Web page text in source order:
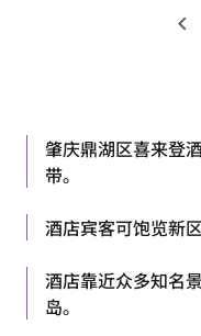
肇庆鼎湖区喜来登
带。
酒店宾客可饱览新
酒店靠近众多知名
岛。